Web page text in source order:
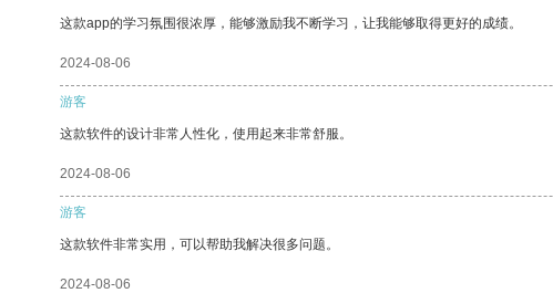
这款app的学习氛围很浓厚，能够激励我不断学习，让我能够取得更好的成绩。
2024-08-06
游客
这款软件的设计非常人性化，使用起来非常舒服。
2024-08-06
游客
这款软件非常实用，可以帮助我解决很多问题。
2024-08-06